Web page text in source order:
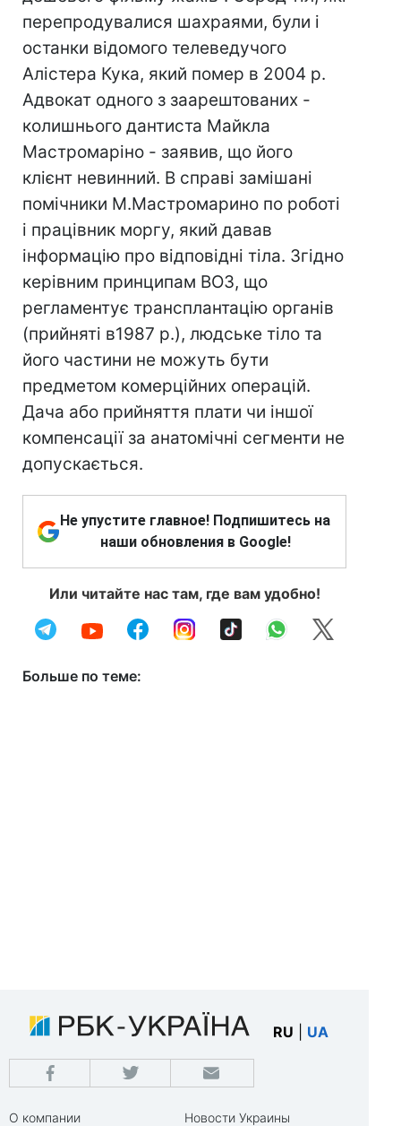
перепродувалися шахраями, були і
останки відомого телеведучого
Алістера Кука, який помер в 2004 р.
Адвокат одного з заарештованих -
колишнього дантиста Майкла
Мастромаріно - заявив, що його
клієнт невинний. В справі замішані
помічники М.Мастромарино по роботі
і працівник моргу, який давав
інформацію про відповідні тіла. Згідно
керівним принципам ВОЗ, що
регламентує трансплантацію органів
(прийняті в1987 р.), людське тіло та
його частини не можуть бути
предметом комерційних операцій.
Дача або прийняття плати чи іншої
компенсації за анатомічні сегменти не
допускається.
Не упустите главное! Подпишитесь на
наши обновления в Google!
Или читайте нас там, где вам удобно!
Больше по теме:
RU UA
О компании
Новости Украины